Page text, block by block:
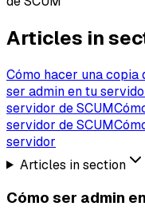
Articles in
Cómo hacer una copia
ser admin en tu
servidor de SCUM
servidor de SCUM
servidor
Articles in section
Cómo ser admin